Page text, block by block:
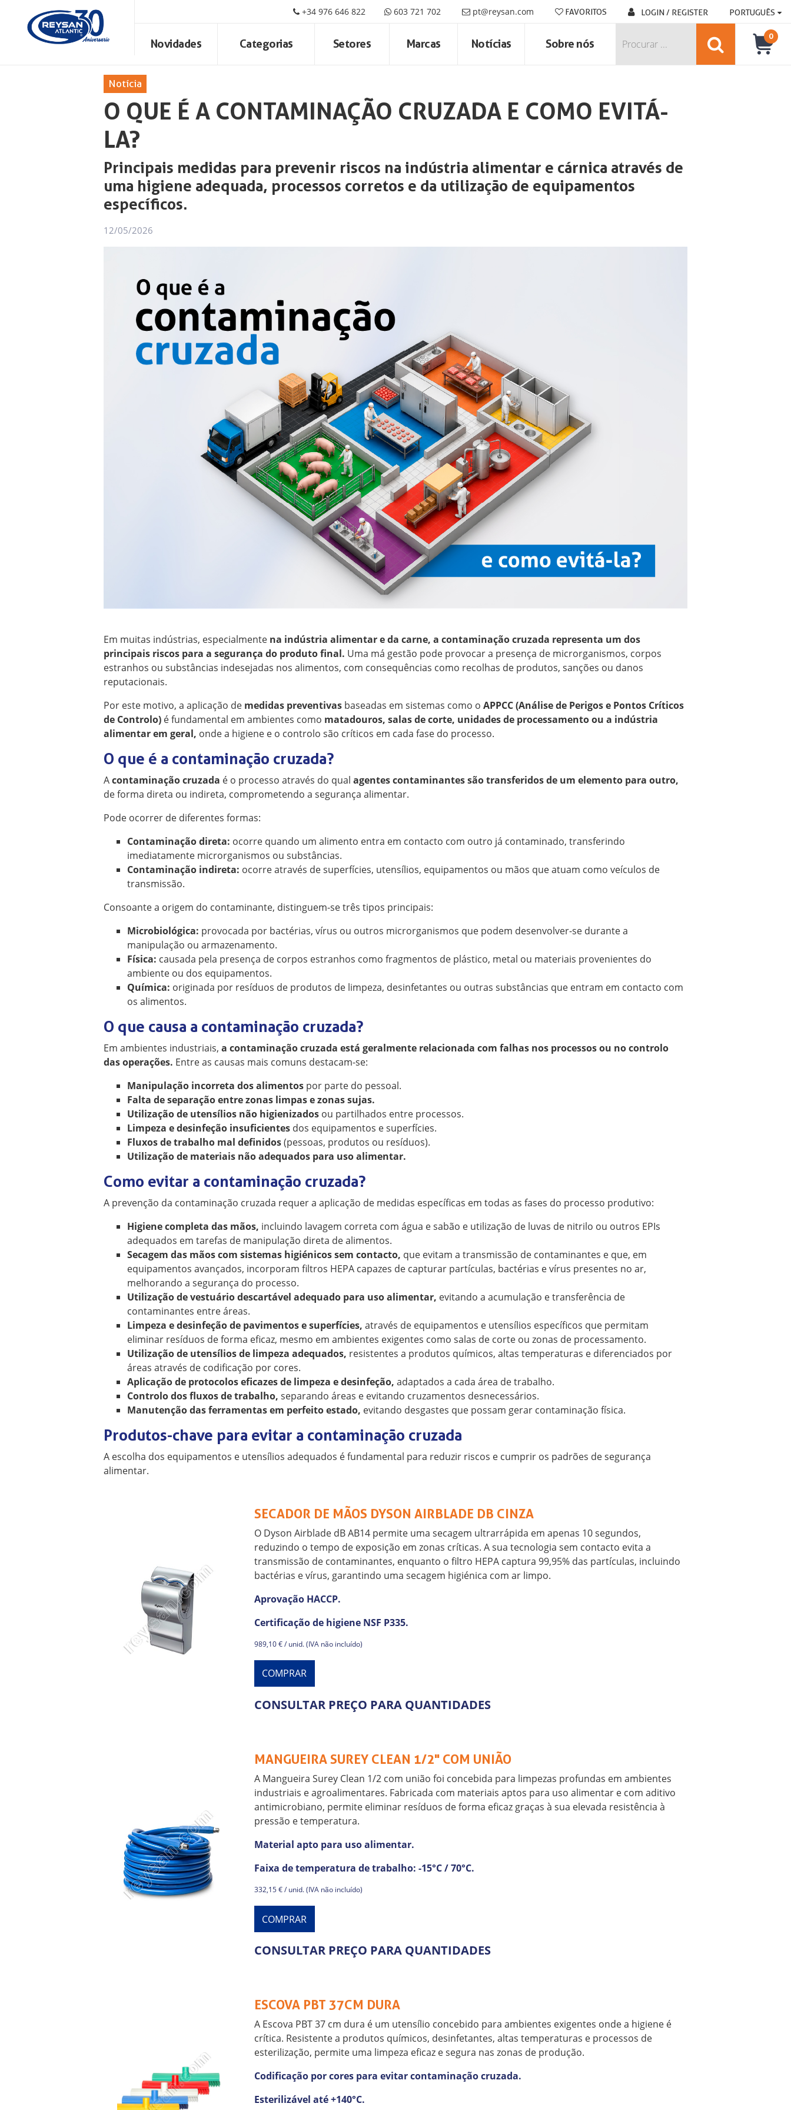
+34 976 646 822 603 721 702 pt@reysan.com FAVORITOS LOGIN / REGISTER PORTUGUÊS
Novidades Categorias Setores Marcas Notícias Sobre nós
0
Notícia
O QUE É A CONTAMINAÇÃO CRUZADA E COMO EVITÁ-
LA?
Principais medidas para prevenir riscos na indústria alimentar e cárnica através de
uma higiene adequada, processos corretos e da utilização de equipamentos
específicos.
12/05/2026
Em muitas indústrias, especialmente na indústria alimentar e da carne, a contaminação cruzada representa um dos
principais riscos para a segurança do produto final. Uma má gestão pode provocar a presença de microrganismos, corpos
estranhos ou substâncias indesejadas nos alimentos, com consequências como recolhas de produtos, sanções ou danos
reputacionais.
Por este motivo, a aplicação de medidas preventivas baseadas em sistemas como oAPPCC (Análise de Perigos e Pontos Críticos
de Controlo) é fundamental em ambientes como matadouros, salas de corte, unidades de processamento ou a indústria
alimentar em geral, onde a higiene e o controlo são críticos em cada fase do processo.
O que é a contaminação cruzada?
Acontaminação cruzada é o processo através do qualagentes contaminantes são transferidos de um elemento para outro,
de forma direta ou indireta, comprometendo a segurança alimentar.
Pode ocorrer de diferentes formas:
Contaminação direta: ocorre quando um alimento entra em contacto com outro já contaminado, transferindo
imediatamente microrganismos ou substâncias.
Contaminação indireta: ocorre através de superfícies, utensílios, equipamentos ou mãos que atuam como veículos de
transmissão.
Consoante a origem do contaminante, distinguem-se três tipos principais:
Microbiológica: provocada por bactérias, vírus ou outros microrganismos que podem desenvolver-se durante a
manipulação ou armazenamento.
Física: causada pela presença de corpos estranhos como fragmentos de plástico, metal ou materiais provenientes do
ambiente ou dos equipamentos.
Química: originada por resíduos de produtos de limpeza, desinfetantes ou outras substâncias que entram em contacto com
os alimentos.
O que causa a contaminação cruzada?
Em ambientes industriais,a contaminação cruzada está geralmente relacionada com falhas nos processos ou no controlo
das operações. Entre as causas mais comuns destacam-se:
Manipulação incorreta dos alimentos por parte do pessoal.
Falta de separação entre zonas limpas e zonas sujas.
Utilização de utensílios não higienizados ou partilhados entre processos.
Limpeza e desinfeção insuficientes dos equipamentos e superfícies.
Fluxos de trabalho mal definidos(pessoas, produtos ou resíduos).
Utilização de materiais não adequados para uso alimentar.
Como evitar a contaminação cruzada?
A prevenção da contaminação cruzada requer a aplicação de medidas específicas em todas as fases do processo produtivo:
Higiene completa das mãos, incluindo lavagem correta com água e sabão e utilização de luvas de nitrilo ou outros EPIs
adequados em tarefas de manipulação direta de alimentos.
Secagem das mãos com sistemas higiénicos sem contacto, que evitam a transmissão de contaminantes e que, em
equipamentos avançados, incorporam filtros HEPA capazes de capturar partículas, bactérias e vírus presentes no ar,
melhorando a segurança do processo.
Utilização de vestuário descartável adequado para uso alimentar, evitando a acumulação e transferência de
contaminantes entre áreas.
Limpeza e desinfeção de pavimentos e superfícies, através de equipamentos e utensílios específicos que permitam
eliminar resíduos de forma eficaz, mesmo em ambientes exigentes como salas de corte ou zonas de processamento.
Utilização de utensílios de limpeza adequados, resistentes a produtos químicos, altas temperaturas e diferenciados por
áreas através de codificação por cores.
Aplicação de protocolos eficazes de limpeza e desinfeção, adaptados a cada área de trabalho.
Controlo dos fluxos de trabalho, separando áreas e evitando cruzamentos desnecessários.
Manutenção das ferramentas em perfeito estado, evitando desgastes que possam gerar contaminação física.
Produtos-chave para evitar a contaminação cruzada
A escolha dos equipamentos e utensílios adequados é fundamental para reduzir riscos e cumprir os padrões de segurança
alimentar.
SECADOR DE MÃOS DYSON AIRBLADE DB CINZA
O Dyson Airblade dB AB14 permite uma secagem ultrarrápida em apenas 10 segundos,
reduzindo o tempo de exposição em zonas críticas. A sua tecnologia sem contacto evita a
transmissão de contaminantes, enquanto o filtro HEPA captura 99,95% das partículas, incluindo
bactérias e vírus, garantindo uma secagem higiénica com ar limpo.
Aprovação HACCP.
Certificação de higiene NSF P335.
989,10 € / unid. (IVA não incluído)
COMPRAR
CONSULTAR PREÇO PARA QUANTIDADES
MANGUEIRA SUREY CLEAN 1/2" COM UNIÃO
A Mangueira Surey Clean 1/2 com união foi concebida para limpezas profundas em ambientes
industriais e agroalimentares. Fabricada com materiais aptos para uso alimentar e com aditivo
antimicrobiano, permite eliminar resíduos de forma eficaz graças à sua elevada resistência à
pressão e temperatura.
Material apto para uso alimentar.
Faixa de temperatura de trabalho: -15°C / 70°C.
332,15 € / unid. (IVA não incluído)
COMPRAR
CONSULTAR PREÇO PARA QUANTIDADES
ESCOVA PBT 37CM DURA
A Escova PBT 37 cm dura é um utensílio concebido para ambientes exigentes onde a higiene é
crítica. Resistente a produtos químicos, desinfetantes, altas temperaturas e processos de
esterilização, permite uma limpeza eficaz e segura nas zonas de produção.
Codificação por cores para evitar contaminação cruzada.
Esterilizável até +140°C.